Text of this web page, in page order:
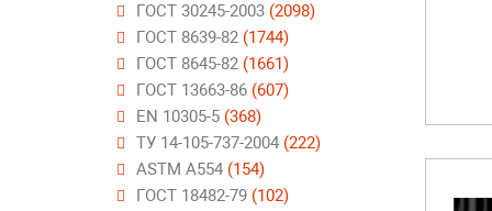
ГОСТ 30245-2003 (2098)
ГОСТ 8639-82 (1744)
ГОСТ 8645-82 (1661)
ГОСТ 13663-86 (607)
EN 10305-5 (368)
ТУ 14-105-737-2004 (222)
ASTM A554 (154)
ГОСТ 18482-79 (102)